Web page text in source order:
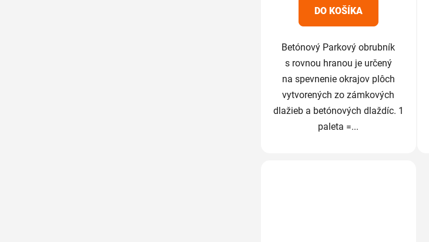
DO KOŠÍKA
Betónový Parkový obrubník
s rovnou hranou je určený
na spevnenie okrajov plôch
vytvorených zo zámkových
dlažieb a betónových dlaždíc. 1
paleta =...